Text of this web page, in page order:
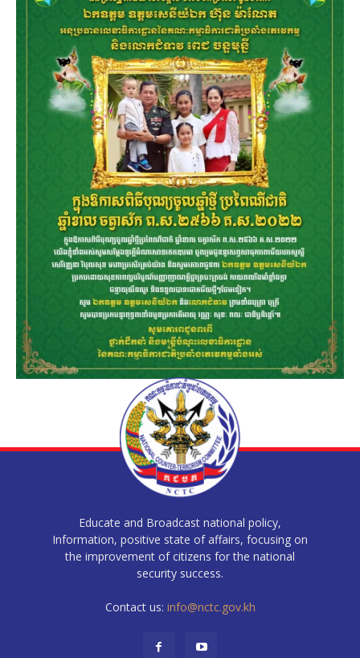
Educate and Broadcast national policy,
Information, positive state of affairs, focusing on
the improvement of citizens for the national
security success.
Contact us: info@nctc.gov.kh